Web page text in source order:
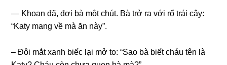
— Khoan đã, đợi bà một chút. Bà trở ra với rổ trái cây:
“Katy manɡ về mà ăn này”.
– Đôi mắt xanh biếc lại mở to: “Sao bà biết cháu tên là